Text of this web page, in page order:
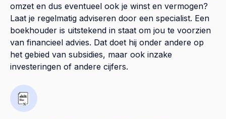
omzet en dus eventueel ook je winst en vermogen?
Laat je regelmatig adviseren door een specialist. Een
boekhouder is uitstekend in staat om jou te voorzien
van financieel advies. Dat doet hij onder andere op
het gebied van subsidies, maar ook inzake
investeringen of andere cijfers.